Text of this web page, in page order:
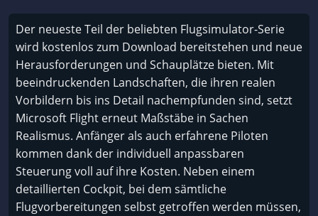
Der neueste Teil der beliebten Flugsimulator-Serie
wird kostenlos zum Download bereitstehen und neue
Herausforderungen und Schauplätze bieten. Mit
beeindruckenden Landschaften, die ihren realen
Vorbildern bis ins Detail nachempfunden sind, setzt
Microsoft Flight erneut Maßstäbe in Sachen
Realismus. Anfänger als auch erfahrene Piloten
kommen dank der individuell anpassbaren
Steuerung voll auf ihre Kosten. Neben einem
detaillierten Cockpit, bei dem sämtliche
Flugvorbereitungen selbst getroffen werden müssen,